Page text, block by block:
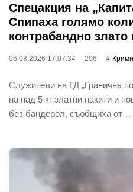
Спецакция на
Спипаха голямо
контрабандно злато
06.08.2026 17:07:34 206 Крими
Служители на ГД „Гранична
на над 5 кг златни накити и
без бандерол, съобщиха от …